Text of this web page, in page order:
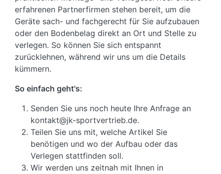
erfahrenen Partnerfirmen stehen bereit, um die
Geräte sach- und fachgerecht für Sie aufzubauen
oder den Bodenbelag direkt an Ort und Stelle zu
verlegen. So können Sie sich entspannt
zurücklehnen, während wir uns um die Details
kümmern.
So einfach geht's:
Senden Sie uns noch heute Ihre Anfrage an
kontakt@jk-sportvertrieb.de.
Teilen Sie uns mit, welche Artikel Sie
benötigen und wo der Aufbau oder das
Verlegen stattfinden soll.
Wir werden uns zeitnah mit Ihnen in